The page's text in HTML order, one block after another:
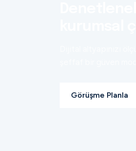
Görüşme Planla